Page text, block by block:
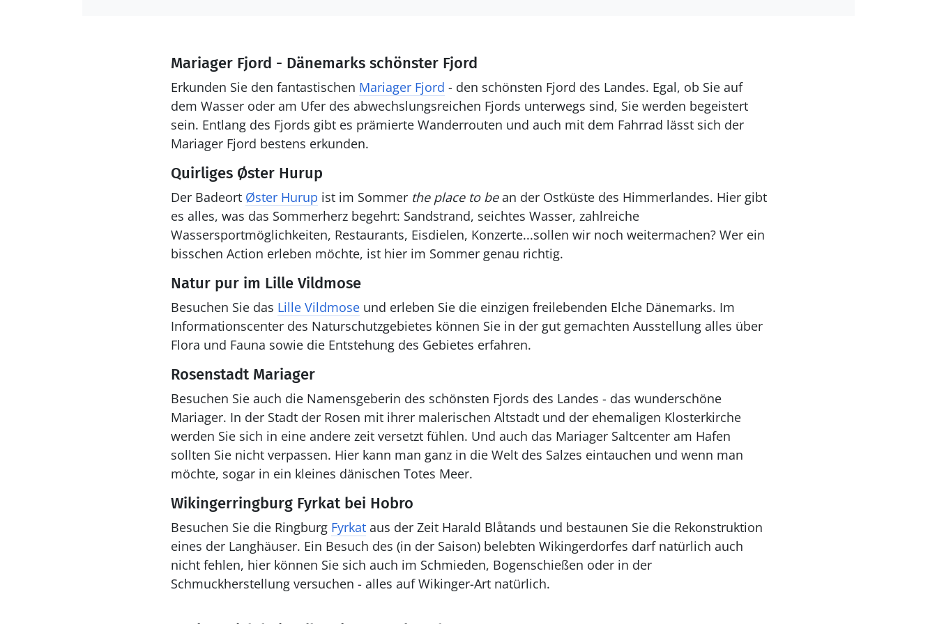
Mariager Fjord - Dänemarks schönster Fjord
Erkunden Sie den fantastischen Mariager Fjord - den schönsten Fjord des Landes. Egal, ob Sie auf
dem Wasser oder am Ufer des abwechslungsreichen Fjords unterwegs sind, Sie werden begeistert
sein. Entlang des Fjords gibt es prämierte Wanderrouten und auch mit dem Fahrrad lässt sich der
Mariager Fjord bestens erkunden.
Quirliges Øster Hurup
Der Badeort Øster Hurup ist im Sommer the place to bean der Ostküste des Himmerlandes. Hier gibt
es alles, was das Sommerherz begehrt: Sandstrand, seichtes Wasser, zahlreiche
Wassersportmöglichkeiten, Restaurants, Eisdielen, Konzerte...sollen wir noch weitermachen? Wer ein
bisschen Action erleben möchte, ist hier im Sommer genau richtig.
Natur pur im Lille Vildmose
Besuchen Sie das Lille Vildmoseund erleben Sie die einzigen freilebenden Elche Dänemarks. Im
Informationscenter des Naturschutzgebietes können Sie in der gut gemachten Ausstellung alles über
Flora und Fauna sowie die Entstehung des Gebietes erfahren.
Rosenstadt Mariager
Besuchen Sie auch die Namensgeberin des schönsten Fjords des Landes - das wunderschöne
Mariager. In der Stadt der Rosen mit ihrer malerischen Altstadt und der ehemaligen Klosterkirche
werden Sie sich in eine andere zeit versetzt fühlen. Und auch das Mariager Saltcenter am Hafen
sollten Sie nicht verpassen. Hier kann man ganz in die Welt des Salzes eintauchen und wenn man
möchte, sogar in ein kleines dänischen Totes Meer.
Wikingerringburg Fyrkat bei Hobro
Besuchen Sie die Ringburg Fyrkataus der Zeit Harald Blåtands und bestaunen Sie die Rekonstruktion
eines der Langhäuser. Ein Besuch des (in der Saison) belebten Wikingerdorfes darf natürlich auch
nicht fehlen, hier können Sie sich auch im Schmieden, Bogenschießen oder in der
Schmuckherstellung versuchen - alles auf Wikinger-Art natürlich.